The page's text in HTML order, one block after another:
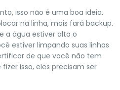
isso não é uma boa ideia.
na linha, mais fará backup.
a água estiver alta o
estiver limpando suas linhas
de que você não tem
isso, eles precisam ser